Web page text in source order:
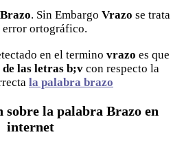
Brazo. Sin Embargo Vrazo se trata
error ortográfico.
en el termino vrazo es que
las letras b;v con respecto la
la palabra brazo
la palabra Brazo en
internet